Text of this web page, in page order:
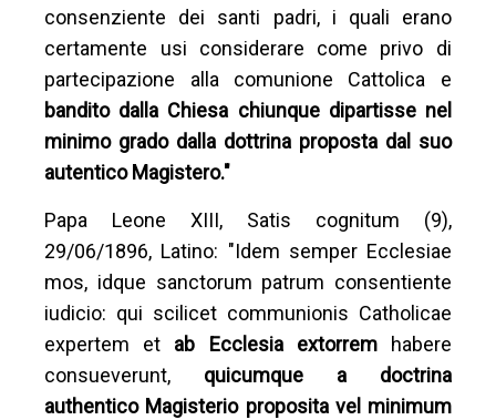
consenziente dei santi padri, i quali erano
certamente usi considerare come privo di
partecipazione alla comunione Cattolica e
bandito dalla Chiesa chiunque dipartisse nel
minimo grado dalla dottrina proposta dal suo
autentico Magistero."
Papa Leone XIII, Satis cognitum (9),
29/06/1896, Latino: "Idem semper Ecclesiae
mos, idque sanctorum patrum consentiente
iudicio: qui scilicet communionis Catholicae
expertem et ab Ecclesia extorremhabere
consueverunt, quicumque a doctrina
authentico Magisterio proposita vel minimum